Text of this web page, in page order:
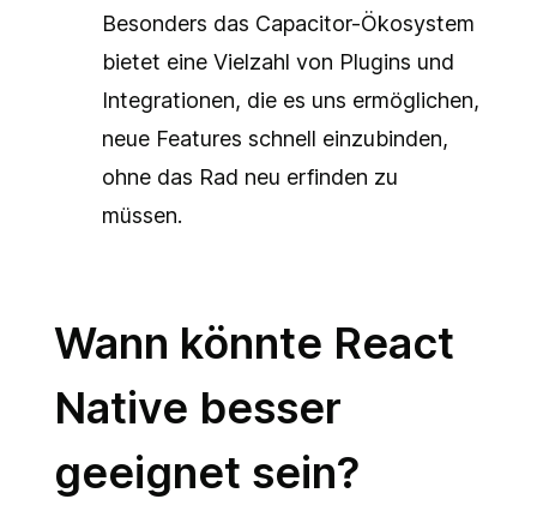
Besonders das Capacitor-Ökosystem
bietet eine Vielzahl von Plugins und
Integrationen, die es uns ermöglichen,
neue Features schnell einzubinden,
ohne das Rad neu erfinden zu
müssen.
Wann könnte React
Native besser
geeignet sein?